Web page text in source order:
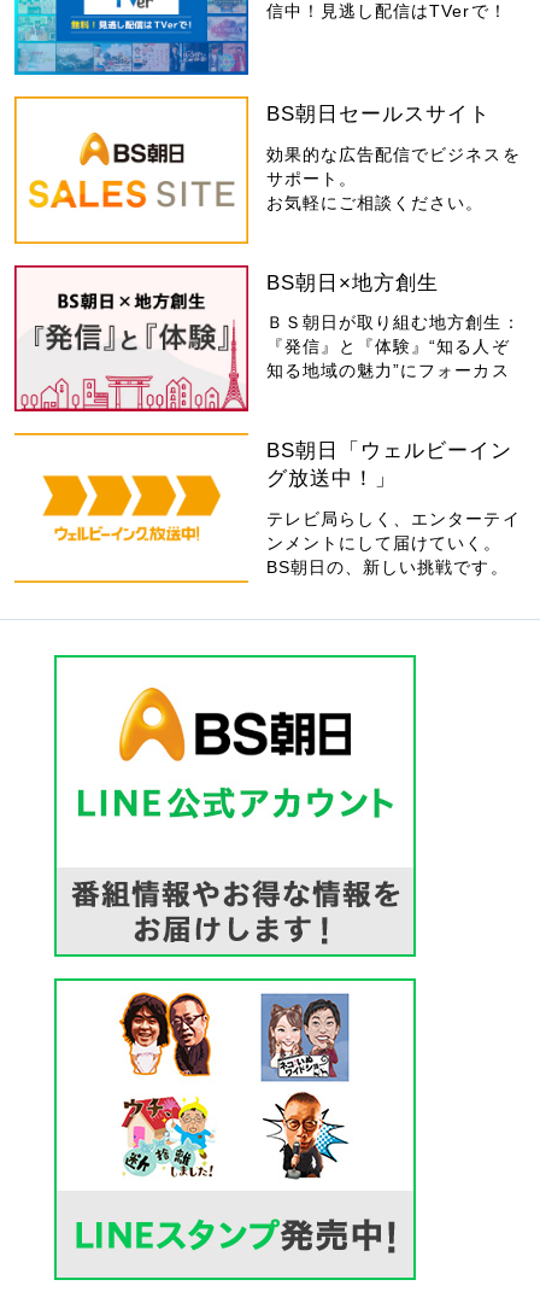
信中！見逃し配信はTVerで！
BS朝日セールスサイト
効果的な広告配信でビジネスを
サポート。
お気軽にご相談ください。
BS朝日×地方創生
ＢＳ朝日が取り組む地方創生：
『発信』と『体験』“知る人ぞ
知る地域の魅力”にフォーカス
BS朝日「ウェルビーイン
グ放送中！」
テレビ局らしく、エンターテイ
ンメントにして届けていく。
BS朝日の、新しい挑戦です。